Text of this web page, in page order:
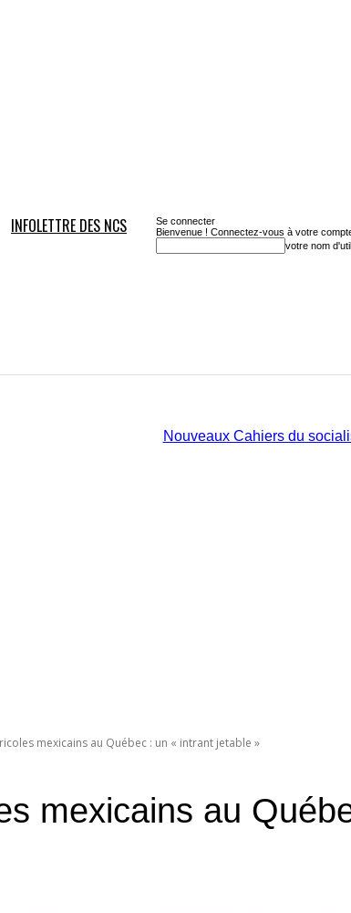
INFOLETTRE DES NCS
Se connecter
Bienvenue ! Connectez-vous à votre
votre nom
mexicains au Québec : un « intrant jetable »
mexicains au